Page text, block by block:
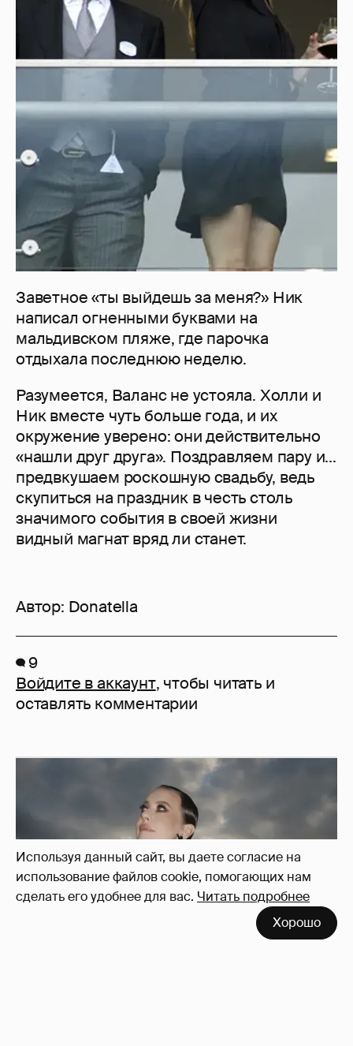
Используя данный сайт, вы даете согласие на
использование файлов cookie, помогающих нам
сделать его удобнее для вас. Читать подробнее
Хорошо
Заветное «ты выйдешь за меня?» Ник
написал огненными буквами на
мальдивском пляже, где парочка
отдыхала последнюю неделю.
Разумеется, Валанс не устояла. Холли и
Ник вместе чуть больше года, и их
окружение уверено: они действительно
«нашли друг друга». Поздравляем пару и...
предвкушаем роскошную свадьбу, ведь
скупиться на праздник в честь столь
значимого события в своей жизни
видный магнат вряд ли станет.
Автор: Donatella
9
Войдите в аккаунт, чтобы читать и
оставлять комментарии